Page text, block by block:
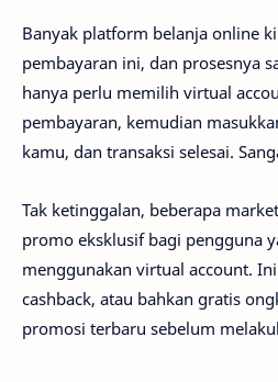
Banyak platform belanja online
pembayaran ini, dan prosesnya
hanya perlu memilih virtual
pembayaran, kemudian
kamu, dan transaksi selesai.
Tak ketinggalan, beberapa
promo eksklusif bagi pengguna
menggunakan virtual account.
cashback, atau bahkan gratis
promosi terbaru sebelum